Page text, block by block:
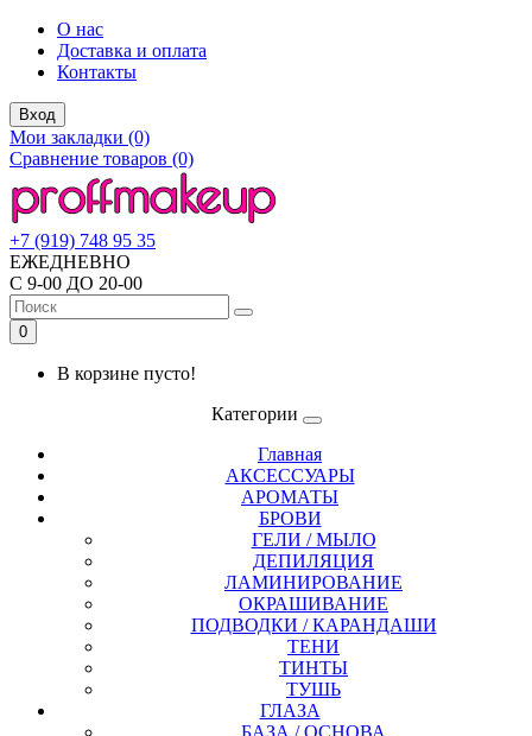
О нас
Доставка и оплата
Контакты
Вход
Мои закладки (0)
Сравнение товаров (0)
+7 (919) 748 95 35
ЕЖЕДНЕВНО
С 9-00 ДО 20-00
0
В корзине пусто!
Категории
Главная
АКСЕССУАРЫ
АРОМАТЫ
БРОВИ
ГЕЛИ / МЫЛО
ДЕПИЛЯЦИЯ
ЛАМИНИРОВАНИЕ
ОКРАШИВАНИЕ
ПОДВОДКИ / КАРАНДАШИ
ТЕНИ
ТИНТЫ
ТУШЬ
ГЛАЗА
БАЗА / ОСНОВА